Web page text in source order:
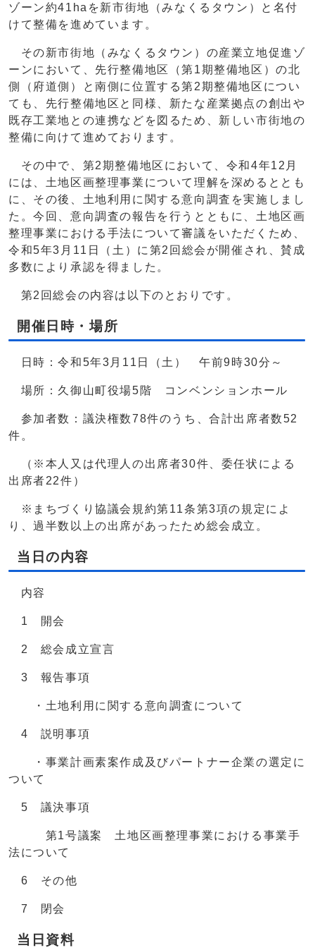
ゾーン約41haを新市街地（みなくるタウン）と名付
けて整備を進めています。
その新市街地（みなくるタウン）の産業立地促進ゾ
ーンにおいて、先行整備地区（第1期整備地区）の北
側（府道側）と南側に位置する第2期整備地区につい
ても、先行整備地区と同様、新たな産業拠点の創出や
既存工業地との連携などを図るため、新しい市街地の
整備に向けて進めております。
その中で、第2期整備地区において、令和4年12月
には、土地区画整理事業について理解を深めるととも
に、その後、土地利用に関する意向調査を実施しまし
た。今回、意向調査の報告を行うとともに、土地区画
整理事業における手法について審議をいただくため、
令和5年3月11日（土）に第2回総会が開催され、賛成
多数により承認を得ました。
第2回総会の内容は以下のとおりです。
開催日時・場所
日時：令和5年3月11日（土） 午前9時30分～
場所：久御山町役場5階 コンベンションホール
参加者数：議決権数78件のうち、合計出席者数52
件。
（※本人又は代理人の出席者30件、委任状による
出席者22件）
※まちづくり協議会規約第11条第3項の規定によ
り、過半数以上の出席があったため総会成立。
当日の内容
内容
1 開会
2 総会成立宣言
3 報告事項
・土地利用に関する意向調査について
4 説明事項
・事業計画素案作成及びパートナー企業の選定に
ついて
5 議決事項
第1号議案 土地区画整理事業における事業手
法について
6 その他
7 閉会
当日資料